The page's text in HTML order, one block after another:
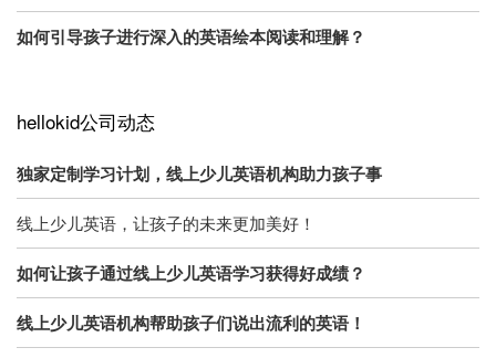
如何引导孩子进行深入的英语绘本阅读和理解？
hellokid公司动态
独家定制学习计划，线上少儿英语机构助力孩子事
线上少儿英语，让孩子的未来更加美好！
如何让孩子通过线上少儿英语学习获得好成绩？
线上少儿英语机构帮助孩子们说出流利的英语！